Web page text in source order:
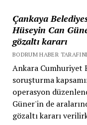
Çankaya
Hüseyin Can
gözaltı kararı
BODRUM HABER
Ankara Cumhuriyet
soruşturma
operasyon
Güner'in de
gözaltı kararı